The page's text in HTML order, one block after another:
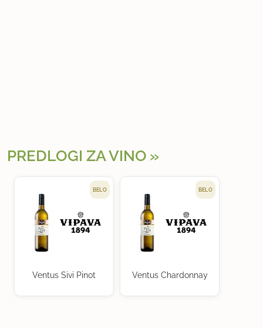
PREDLOGI ZA VINO
BELO
Ventus Sivi Pinot
BELO
Ventus Chardonnay